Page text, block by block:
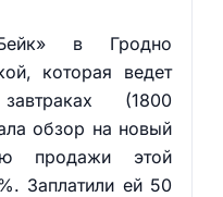
в Гродно
которая ведет
(1800
обзор на новый
продажи этой
Заплатили ей 50